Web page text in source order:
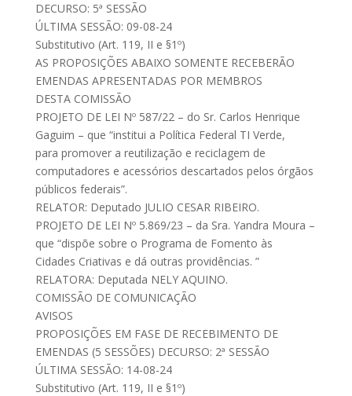
DECURSO: 5ª SESSÃO
ÚLTIMA SESSÃO: 09-08-24
Substitutivo (Art. 119, II e §1º)
AS PROPOSIÇÕES ABAIXO SOMENTE RECEBERÃO
EMENDAS APRESENTADAS POR MEMBROS
DESTA COMISSÃO
PROJETO DE LEI Nº 587/22 – do Sr. Carlos Henrique
Gaguim – que “institui a Política Federal TI Verde,
para promover a reutilização e reciclagem de
computadores e acessórios descartados pelos órgãos
públicos federais”.
RELATOR: Deputado JULIO CESAR RIBEIRO.
PROJETO DE LEI Nº 5.869/23 – da Sra. Yandra Moura –
que “dispõe sobre o Programa de Fomento às
Cidades Criativas e dá outras providências. ”
RELATORA: Deputada NELY AQUINO.
COMISSÃO DE COMUNICAÇÃO
AVISOS
PROPOSIÇÕES EM FASE DE RECEBIMENTO DE
EMENDAS (5 SESSÕES) DECURSO: 2ª SESSÃO
ÚLTIMA SESSÃO: 14-08-24
Substitutivo (Art. 119, II e §1º)